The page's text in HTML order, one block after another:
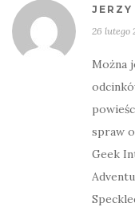
JERZY
26 lutego
Można
spraw
Geek